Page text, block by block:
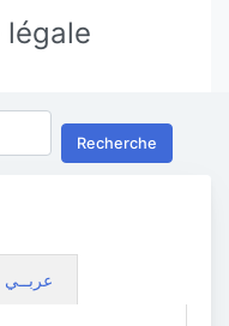
légale
Recherche
عربــي